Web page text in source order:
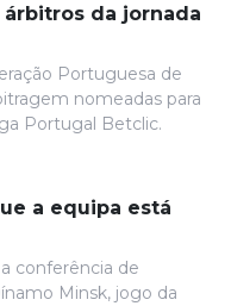
da jornada
Portuguesa de
nomeadas para
Portugal Betclic.
a equipa está
conferência de
Minsk, jogo da